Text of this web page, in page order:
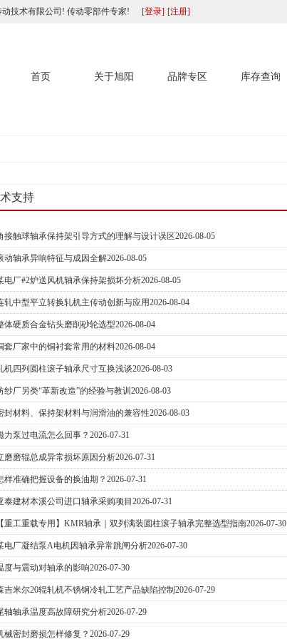
动技术有限公司! 传动零部件专家! [登录] [注册]
首页 关于旭阳 品牌专区 库存查询
支持
接触球轴承保持架引导方式的理解与设计误区2026-08-05
动轴承异响特征与成因全解2026-08-05
电厂#2炉送风机轴承保持架损坏分析2026-08-05
轧中型平立转换轧机主传动创新与应用2026-08-04
体硬质合金钻头磨削砂轮选型2026-08-04
套厂家中的铜衬套常用的材料2026-08-04
机四列圆柱滚子轴承尺寸互换浅谈2026-08-03
纱厂另类“革新改造”的经验与教训 2026-08-03
封材料、保持架材料与润滑油的兼容性2026-08-03
力泵过电流怎么回事？ 2026-07-31
磨磨辊总成异常损坏原因分析2026-07-31
样准确把握设备的换油期？ 2026-07-31
泰建材本溪公司进口轴承采购项目 2026-07-31
【重工重载专用】KMR轴承｜双列满装圆柱滚子轴承完整选型指南2026-07-30
电厂凝结泵A电机因轴承异常跳闸分析2026-07-30
度与震动对轴承的影响2026-07-30
吉米尔20辊轧机不锈钢冷轧工艺产品缺陷控制 2026-07-29
轴轴承温度高故障研究分析2026-07-29
械密封磨损怎样修复？ 2026-07-29